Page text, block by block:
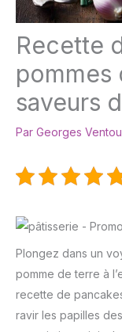
Recette
pommes
saveurs
Par Georges
Plongez dans un
pomme de terre à
recette de
ravir les papilles